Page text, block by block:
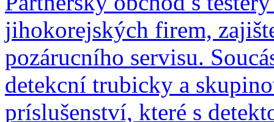
jihokorejských firem,
pozárucního servisu.
detekcní trubicky a
príslušenství, které s